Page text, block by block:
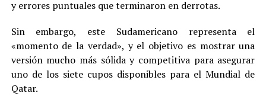
y errores puntuales que terminaron en derrotas.
Sin embargo, este Sudamericano representa el
«momento de la verdad», y el objetivo es mostrar una
versión mucho más sólida y competitiva para asegurar
uno de los siete cupos disponibles para el Mundial de
Qatar.